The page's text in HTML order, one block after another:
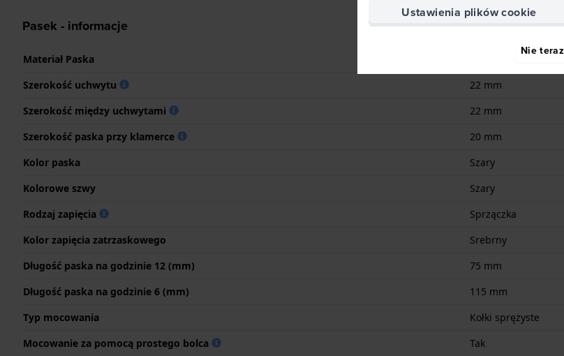
Pasek - informacje
Materiał Paska
Szerokość uchwytu
22 mm
Szerokość między uchwytami
22 mm
Szerokość paska przy klamerce
20 mm
Kolor paska
Szary
Kolorowe szwy
Szary
Rodzaj zapięcia
Sprzączka
Kolor zapięcia zatrzaskowego
Srebrny
Długość paska na godzinie 12 (mm)
75 mm
Długość paska na godzinie 6 (mm)
115 mm
Typ mocowania
Kołki sprężyste
Mocowanie za pomocą prostego bolca
Tak
Ustawienia plików cookie
Nie teraz